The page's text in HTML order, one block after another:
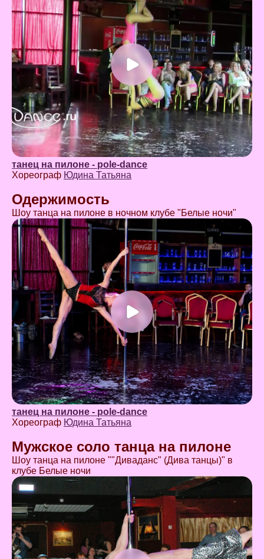
танец на пилоне - pole-dance
Хореограф Юдина Татьяна
Одержимость
Шоу танца на пилоне в ночном клубе "Белые ночи"
танец на пилоне - pole-dance
Хореограф Юдина Татьяна
Мужское соло танца на пилоне
Шоу танца на пилоне ""Диваданс" (Дива танцы)" в
клубе Белые ночи